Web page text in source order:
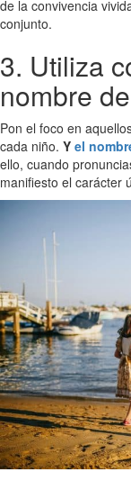
de la convivencia
conjunto.
3. Utiliza
nombre
Pon el foco en
cada niño. Y el
ello, cuando
manifiesto el carácter